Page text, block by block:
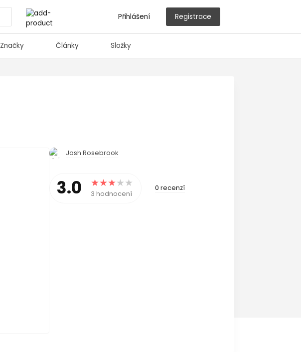
Přihlášení Registrace
Značky Články Složky
Josh Rosebrook
3.0 3 hodnocení
0 recenzí